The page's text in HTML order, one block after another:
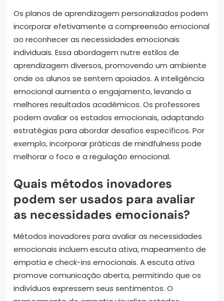
Os planos de aprendizagem personalizados podem
incorporar efetivamente a compreensão emocional
ao reconhecer as necessidades emocionais
individuais. Essa abordagem nutre estilos de
aprendizagem diversos, promovendo um ambiente
onde os alunos se sentem apoiados. A inteligência
emocional aumenta o engajamento, levando a
melhores resultados acadêmicos. Os professores
podem avaliar os estados emocionais, adaptando
estratégias para abordar desafios específicos. Por
exemplo, incorporar práticas de mindfulness pode
melhorar o foco e a regulação emocional.
Quais métodos inovadores
podem ser usados para avaliar
as necessidades emocionais?
Métodos inovadores para avaliar as necessidades
emocionais incluem escuta ativa, mapeamento de
empatia e check-ins emocionais. A escuta ativa
promove comunicação aberta, permitindo que os
indivíduos expressem seus sentimentos. O